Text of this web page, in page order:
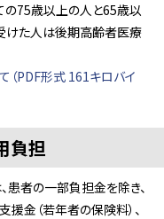
の75歳以上の人と65歳以
けた人は後期高齢者医療
（PDF形式 161キロバイ
負担
者の一部負担金を除き、
援金（若年者の保険料）、